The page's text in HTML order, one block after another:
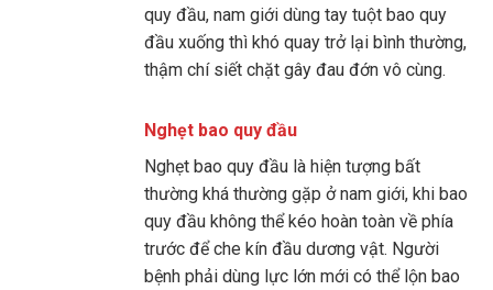
quy đầu, nam giới dùng tay tuột bao quy
đầu xuống thì khó quay trở lại bình thường,
thậm chí siết chặt gây đau đớn vô cùng.
Nghẹt bao quy đầu
Nghẹt bao quy đầu là hiện tượng bất
thường khá thường gặp ở nam giới, khi bao
quy đầu không thể kéo hoàn toàn về phía
trước để che kín đầu dương vật. Người
bệnh phải dùng lực lớn mới có thể lộn bao